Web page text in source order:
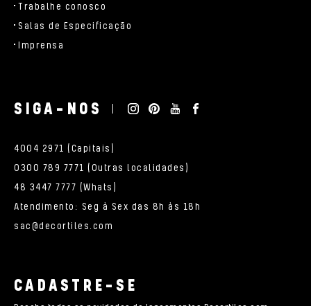
Trabalhe conosco
Salas de Especificação
Imprensa
SIGA-NOS
4004 2971 (Capitais)
0300 789 7771 (Outras localidades)
48 3447 7777 (Whats)
Atendimento: Seg à Sex das 8h às 18h
sac@decortiles.com
CADASTRE-SE